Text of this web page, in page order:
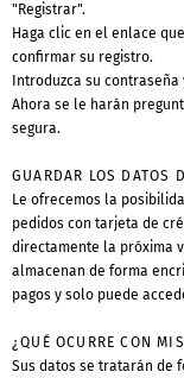
"Registrar".
Haga clic en el enlace
confirmar su registro.
Introduzca su
Ahora se le harán
segura.
GUARDAR LOS DATOS
Le ofrecemos la
pedidos con tarjeta de
directamente la próxima
almacenan de forma
pagos y solo puede
¿QUÉ OCURRE CON
Sus datos se tratarán de